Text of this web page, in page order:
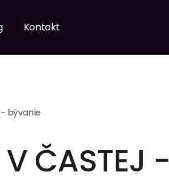
Kontakt
bývanie
ČASTEJ -